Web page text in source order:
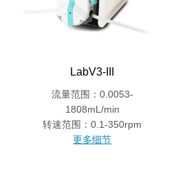
LabV3-III
流量范围：0.0053-
1808mL/min
转速范围：0.1-350rpm
更多细节